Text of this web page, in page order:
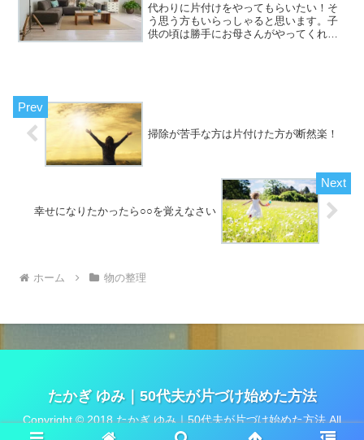
代わりに片付けをやってもらいたい！そ
う思う方もいらっしゃると思います。子
供の頃は勝手にお母さんがやってくれて
掃除が苦手な方は片付けた方が断然楽！
幸せになりたかったら○○を覚えなさい
ホーム 物の整理
たかぎ ゆみ｜50代夫が片づけ始めた方法
Copyright © 2018 たかぎ ゆみ｜50代夫が片づけ始めた方法 All